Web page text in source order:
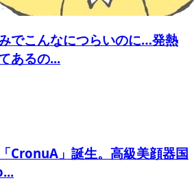
でこんなにつらいのに…発熱
あるの...
CronuA」誕生。高級美顔器国